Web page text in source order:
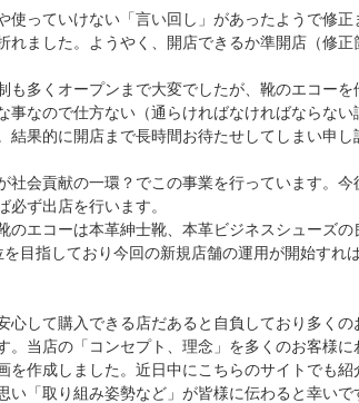
っていけない「言い回し」があったようで修正
れました。ようやく、開店できるか準開店（修正
も多くオープンまで大変でしたが、靴のエコーを
事なので仕方ない（通らければなければならない
結果的に開店まで長時間お待たせしてしまい申し
会貢献の一環？でこの事業を行っています。今
ず出店を行います。
エコーは本革紳士靴、本革ビジネスシューズの
目指しており今回の新規店舗の運用が開始すれ
心して購入できる店だあると自負しており多くの
。当店の「コンセプト、理念」を多くのお客様に
を作成しました。近日中にこちらのサイトでも
「取り組み姿勢など」が皆様に伝わると幸いで